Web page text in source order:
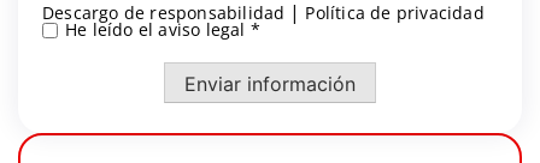
Descargo de responsabilidad | Política de privacidad
* He leído el aviso legal *
Enviar información